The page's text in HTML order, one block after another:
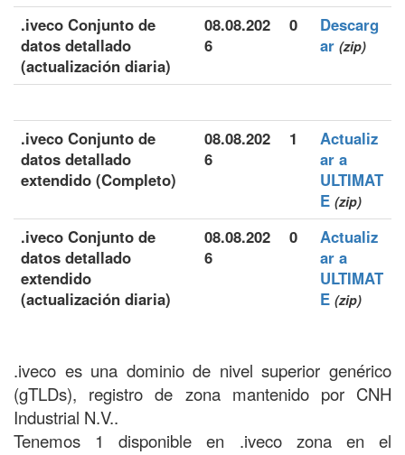
.iveco Conjunto de
datos detallado
(actualización diaria)
08.08.202
6
0
Descarg
ar (zip)
.iveco Conjunto de
datos detallado
extendido (Completo)
08.08.202
6
1
Actualiz
ar a
ULTIMAT
E (zip)
.iveco Conjunto de
datos detallado
extendido
(actualización diaria)
08.08.202
6
0
Actualiz
ar a
ULTIMAT
E (zip)
.iveco es una dominio de nivel superior genérico
(gTLDs), registro de zona mantenido por CNH
Industrial N.V..
Tenemos 1 disponible en .iveco zona en el